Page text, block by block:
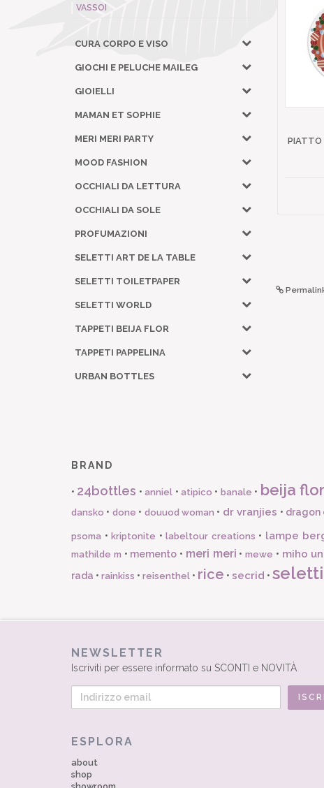
VASSOI
CURA CORPO E VISO
GIOCHI E PELUCHE MAILEG
GIOIELLI
MAMAN ET SOPHIE
MERI MERI PARTY
MOOD FASHION
OCCHIALI DA LETTURA
OCCHIALI DA SOLE
PROFUMAZIONI
SELETTI ART DE LA TABLE
SELETTI TOILETPAPER
SELETTI WORLD
TAPPETI BEIJA FLOR
TAPPETI PAPPELINA
URBAN BOTTLES
PIATTO
BRAND
• 24bottles •anniel •atipico • banale • beija flor
dansko • done • douuod woman • dr vranjies • dragon
psoma •kriptonite •labeltour creations • lampe
mathilde m • memento • meri meri •mewe • miho
rada • rainkiss • reisenthel • rice • secrid • seletti
NEWSLETTER
Iscriviti per essere informato su SCONTI e NOVITÀ
ESPLORA
about
shop